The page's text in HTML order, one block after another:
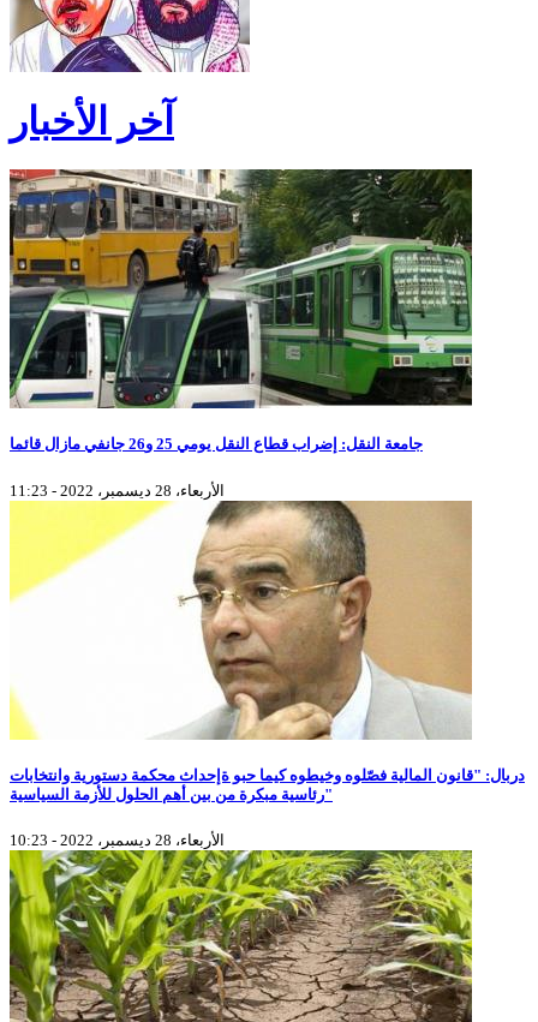
آخر الأخبار
جامعة النقل: إضراب قطاع النقل يومي 25 و26 جانفي مازال قائما
الأربعاء، 28 ديسمبر، 2022 - 11:23
دربال: "قانون المالية فصّلوه وخيطوه كيما حبو ةإحداث محكمة دستورية وانتخابات
رئاسية مبكرة من بين أهم الحلول للأزمة السياسية"
الأربعاء، 28 ديسمبر، 2022 - 10:23